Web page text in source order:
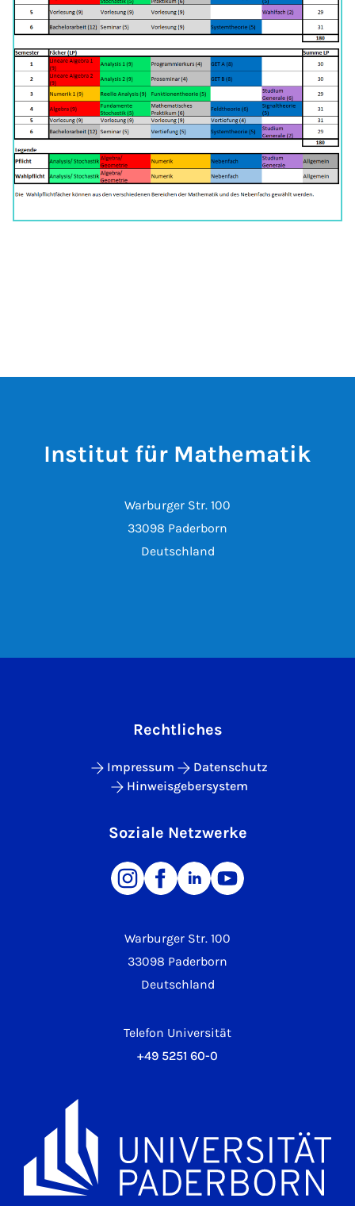
Institut für Mathematik
Warburger Str. 100
33098 Paderborn
Deutschland
Warburger Str. 100
33098 Paderborn
Deutschland
Telefon Universität
+49 5251 60-0
Rechtliches
Impressum
Datenschutz
Hinweisgebersystem
Soziale Netzwerke